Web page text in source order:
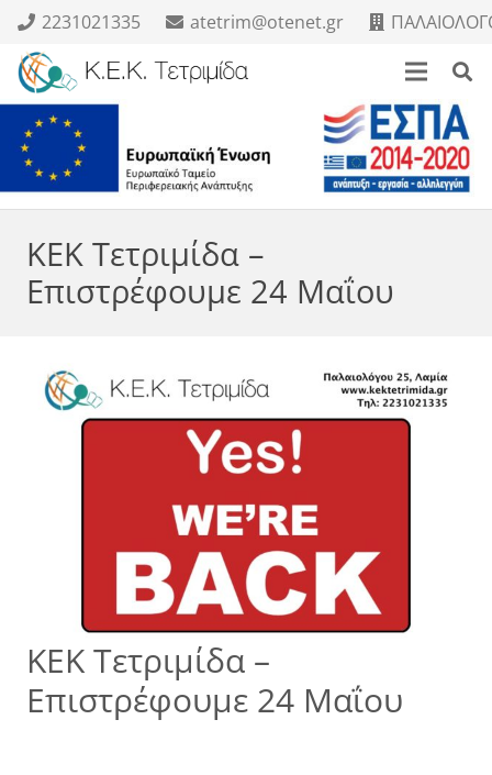
2231021335 atetrim@otenet.gr
ΚΕΚ Τετριμίδα –
Επιστρέφουμε 24 Μαΐου
ΚΕΚ Τετριμίδα –
Επιστρέφουμε 24 Μαΐου